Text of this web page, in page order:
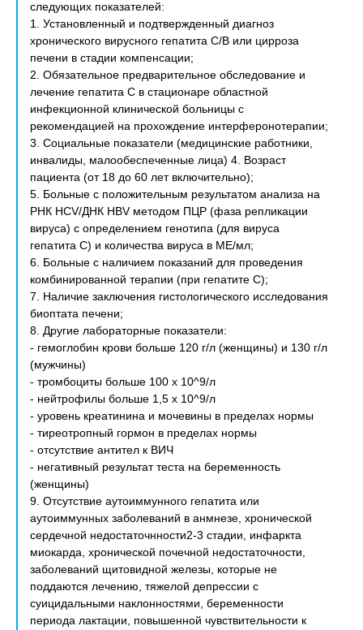
следующих показателей:
1. Установленный и подтвержденный диагноз
хронического вирусного гепатита С/В или цирроза
печени в стадии компенсации;
2. Обязательное предварительное обследование и
лечение гепатита С в стационаре областной
инфекционной клинической больницы с
рекомендацией на прохождение интерферонотерапии;
3. Социальные показатели (медицинские работники,
инвалиды, малообеспеченные лица) 4. Возраст
пациента (от 18 до 60 лет включительно);
5. Больные с положительным результатом анализа на
РНК НСV/ДНК НВV методом ПЦР (фаза репликации
вируса) с определением генотипа (для вируса
гепатита С) и количества вируса в МЕ/мл;
6. Больные с наличием показаний для проведения
комбинированной терапии (при гепатите С);
7. Наличие заключения гистологического исследования
биоптата печени;
8. Другие лабораторные показатели:
- гемоглобин крови больше 120 г/л (женщины) и 130 г/л
(мужчины)
- тромбоциты больше 100 х 10^9/л
- нейтрофилы больше 1,5 х 10^9/л
- уровень креатинина и мочевины в пределах нормы
- тиреотропный гормон в пределах нормы
- отсутствие антител к ВИЧ
- негативный результат теста на беременность
(женщины)
9. Отсутствие аутоиммунного гепатита или
аутоиммунных заболеваний в анмнезе, хронической
сердечной недостаточнности2-3 стадии, инфаркта
миокарда, хронической почечной недостаточности,
заболеваний щитовидной железы, которые не
поддаются лечению, тяжелой депрессии с
суицидальными наклонностями, беременности
периода лактации, повышенной чувствительности к